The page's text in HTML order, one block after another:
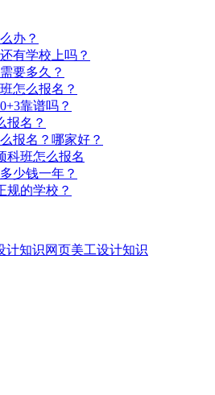
办？
有学校上吗？
要多久？
怎么报名？
靠谱吗？
报名？
报名？哪家好？
科班怎么报名
少钱一年？
规的学校？
计知识网页美工设计知识